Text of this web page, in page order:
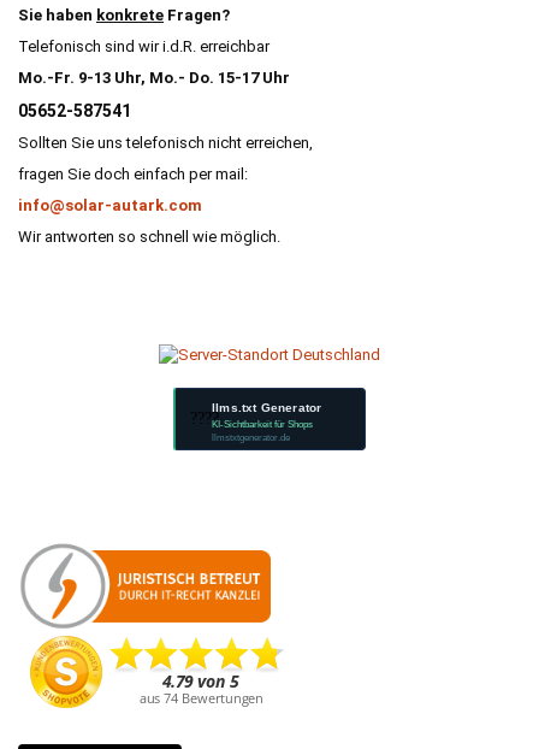
Sie haben konkrete Fragen?
Telefonisch sind wir i.d.R. erreichbar
Mo.-Fr. 9-13 Uhr, Mo.- Do. 15-17 Uhr
05652-587541
Sollten Sie uns telefonisch nicht erreichen,
fragen Sie doch einfach per mail:
info@solar-autark.com
Wir antworten so schnell wie möglich.
????
llms.txt Generator
KI-Sichtbarkeit für Shops
llmstxtgenerator.de